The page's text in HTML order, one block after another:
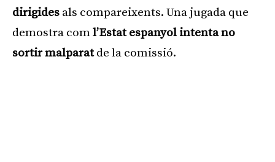
dirigides als compareixents. Una jugada que
demostra coml’Estat espanyol intenta no
sortir malparatde la comissió.